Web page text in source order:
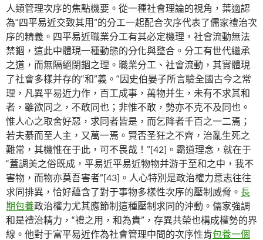
人類管理次序的焦點機要。從一種社會理論的視角，葉適認
為“四平易近交致其用”的分工一起配合次序代表了儒家禮治次
序的精義。四平易近職業分工有其必定機理，社會流動無法
禁錮，這此中體現一種動態的分化與整合。分工有世代繼承
之道，而無隔絕閉錮之理。職業分工、社會流動，其實體現
了社會多樣并存的“和”義。“因史伯晏子所言驗全國古今之常
理，凡異平易近力作，百工成事，萬物并生，未有不求其和
者，雖欲同之，不敢同也；非惟不敢，勢亦不克不及同也。
惟人心之取舍好惡，求同者皆是，而乞降者千百之一二焉；
若夫綦而至人主，又萬一焉。賢否圣狂之不齊，治亂生死之
難常，其機惟在于此，可不畏哉！”[42]。霸道理念，就在于
“蓋調美之俗既成，平易近平易近物物并游于至和之中，我不
害物，而物亦莫吾害者”[43]。人心特別是政治權力意志往往
求同排異，恰好蘊含了對于事物多樣性次序的壓制威脅。 長
期包養政治權力尤其應節制這種壓制求同的沖動。儒家強調
和是禮治精力，“禮之用，和為貴”，存異共榮也構成權勢的界
線。他對于富平易近作為社會管理中間的次序性肯包養一個